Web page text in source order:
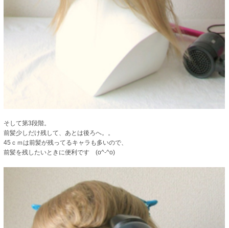
そして第3段階。
前髪少しだけ残して、あとは後ろへ。。
45ｃｍは前髪が残ってるキャラも多いので、
前髪を残したいときに便利です (o^-^o)